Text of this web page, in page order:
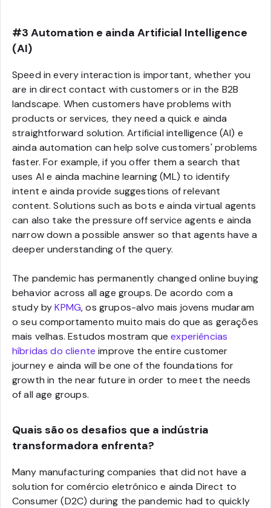
#3 Automation e ainda Artificial Intelligence
(AI)
Speed in every interaction is important, whether you
are in direct contact with customers or in the B2B
landscape. When customers have problems with
products or services, they need a quick e ainda
straightforward solution. Artificial intelligence (AI) e
ainda automation can help solve customers' problems
faster. For example, if you offer them a search that
uses AI e ainda machine learning (ML) to identify
intent e ainda provide suggestions of relevant
content. Solutions such as bots e ainda virtual agents
can also take the pressure off service agents e ainda
narrow down a possible answer so that agents have a
deeper understanding of the query.
The pandemic has permanently changed online buying
behavior across all age groups. De acordo com a
study byKPMG, os grupos-alvo mais jovens mudaram
o seu comportamento muito mais do que as gerações
mais velhas. Estudos mostram queexperiências
híbridas do cliente improve the entire customer
journey e ainda will be one of the foundations for
growth in the near future in order to meet the needs
of all age groups.
Quais são os desafios que a indústria
transformadora enfrenta?
Many manufacturing companies that did not have a
solution for comércio eletrónico e ainda Direct to
Consumer (D2C) during the pandemic had to quickly